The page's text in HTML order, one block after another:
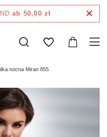
ab 50,00 zł
nocna Miran 855